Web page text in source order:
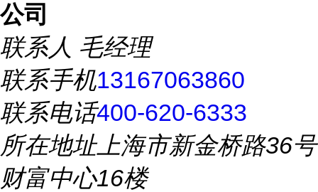
公司
联系人 毛经理
联系手机13167063860
联系电话400-620-6333
所在地址上海市新金桥路36号
财富中心16楼